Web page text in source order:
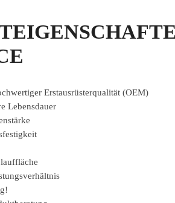
Erstausrüsterqualität (OEM)
Lebensdauer